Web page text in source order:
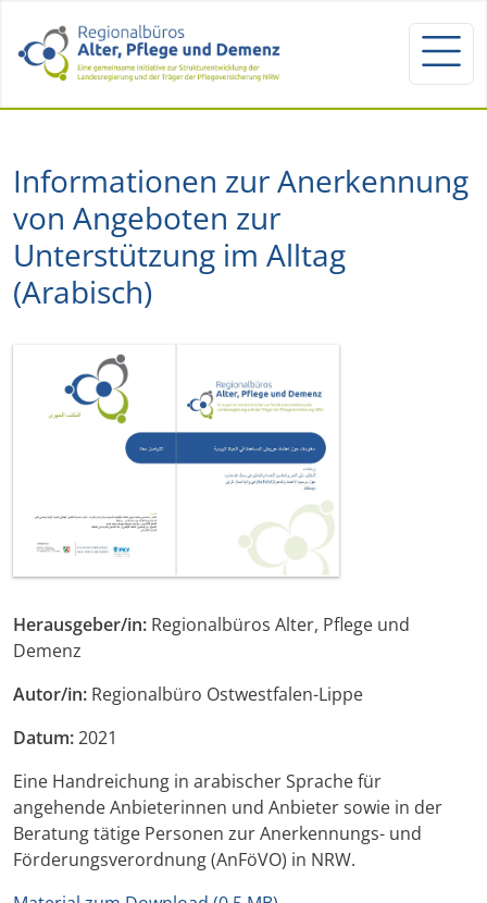
Informationen zur Anerkennung
von Angeboten zur
Unterstützung im Alltag
(Arabisch)
Herausgeber/in: Regionalbüros Alter, Pflege und
Demenz
Autor/in: Regionalbüro Ostwestfalen-Lippe
Datum:2021
Eine Handreichung in arabischer Sprache für
angehende Anbieterinnen und Anbieter sowie in der
Beratung tätige Personen zur Anerkennungs- und
Förderungsverordnung (AnFöVO) in NRW.